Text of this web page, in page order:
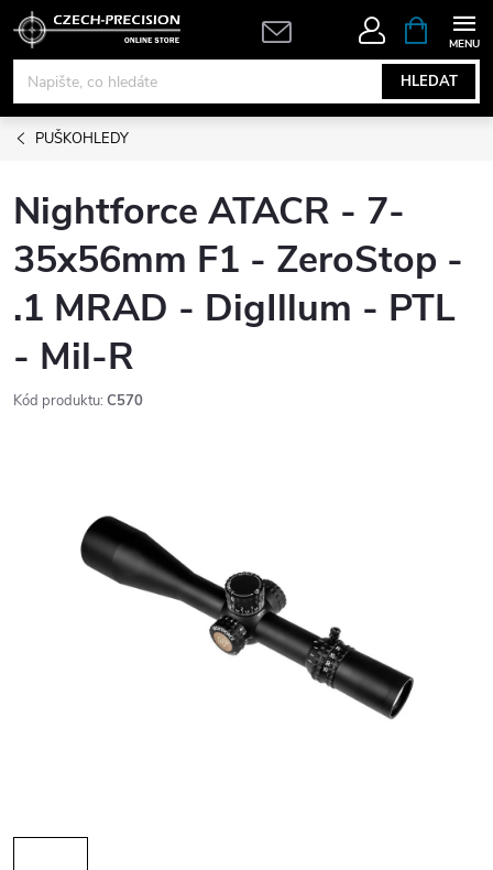
Přejít
obsah
HLEDAT
NÁKUPNÍ
KOŠÍK
PUŠKOHLEDY
Nightforce ATACR - 7-
35x56mm F1 - ZeroStop -
.1 MRAD - DigIllum - PTL
- Mil-R
Kód produktu: C570